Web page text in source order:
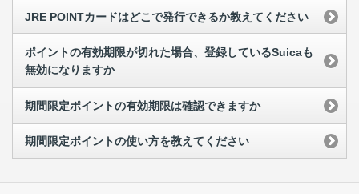
JRE POINTカードはどこで発行できるか教えてください
ポイントの有効期限が切れた場合、登録しているSuicaも
無効になりますか
期間限定ポイントの有効期限は確認できますか
期間限定ポイントの使い方を教えてください